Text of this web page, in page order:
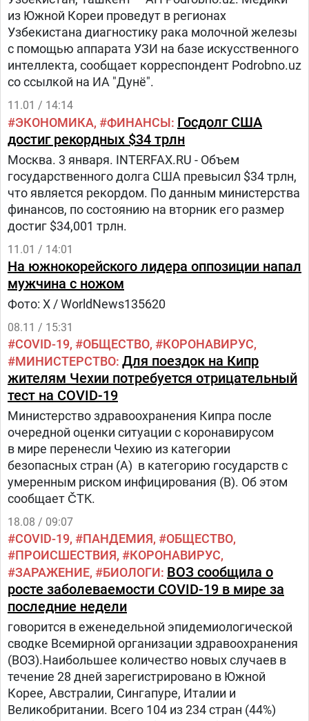
из Южной Кореи проведут в регионах
Узбекистана диагностику рака молочной железы
с помощью аппарата УЗИ на базе искусственного
интеллекта, сообщает корреспондент Podrobno.uz
со ссылкой на ИА "Дунё".
11.01 / 14:14
ЭКОНОМИКА ФИНАНСЫ Госдолг США
достиг рекордных $34 трлн
Москва. 3 января. INTERFAX.RU - Объем
государственного долга США превысил $34 трлн,
что является рекордом. По данным министерства
финансов, по состоянию на вторник его размер
достиг $34,001 трлн.
11.01 / 14:01
На южнокорейского лидера оппозиции напал
мужчина с ножом
Фото: X / WorldNews135620
08.11 / 15:31
COVID-19 ОБЩЕСТВО
КОРОНАВИРУС
МИНИСТЕРСТВО Для поездок на Кипр
жителям Чехии потребуется отрицательный
тест на COVID-19
Министерство здравоохранения Кипра после
очередной оценки ситуации с коронавирусом
в мире перенесли Чехию из категории
безопасных стран (A) в категорию государств с
умеренным риском инфицирования (B). Об этом
сообщает ČTK.
18.08 / 09:07
COVID-19 ПАНДЕМИЯ
ОБЩЕСТВО
ПРОИСШЕСТВИЯ
КОРОНАВИРУС
ЗАРАЖЕНИЕ
БИОЛОГИ ВОЗ сообщила о
росте заболеваемости COVID-19 в мире за
последние недели
говорится в еженедельной эпидемиологической
сводке Всемирной организации здравоохранения
(ВОЗ).Наибольшее количество новых случаев в
течение 28 дней зарегистрировано в Южной
Корее, Австралии, Сингапуре, Италии и
Великобритании. Всего 104 из 234 стран (44%)